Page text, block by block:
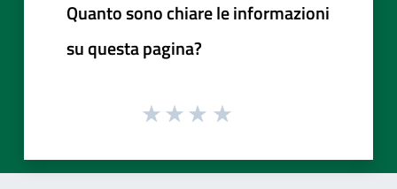
Quanto sono chiare le informazioni
su questa pagina?